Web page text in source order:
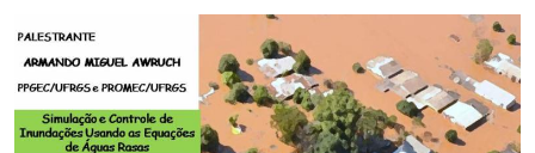
Ministério da Mulher, da Família e dos Direitos Humanos
Secretaria-Geral